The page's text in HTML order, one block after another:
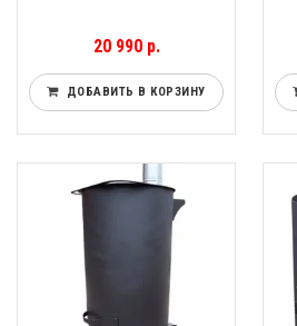
20 990 р.
ДОБАВИТЬ В КОРЗИНУ